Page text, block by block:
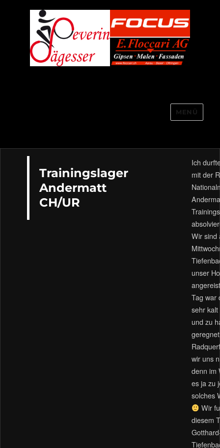
MENÜ
Trainingslager
Andermatt
CH/UR
Ich
mit der
Wir sind
unser
Tag war
sehr
und zu
wir uns
denn im
es ja zu
solches
Wir
diesem